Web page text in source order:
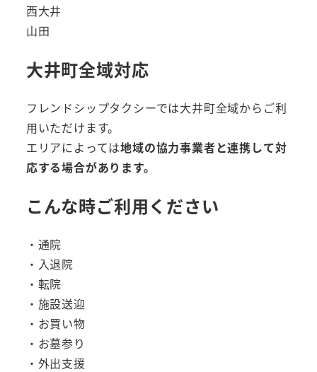
西大井
山田
大井町全域対応
フレンドシップタクシーでは大井町全域からご利
用いただけます。
エリアによっては地域の協力事業者と連携して対
応する場合があります。
こんな時ご利用ください
・通院
・入退院
・転院
・施設送迎
・お買い物
・お墓参り
・外出支援